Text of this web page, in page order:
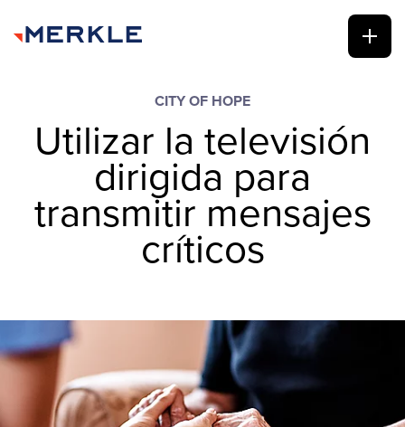
CITY OF HOPE
Utilizar la televisión
dirigida para
transmitir mensajes
críticos